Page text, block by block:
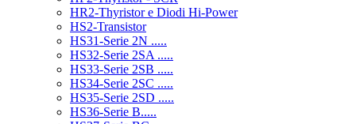
HR2-Thyristor e Diodi Hi-Power
HS2-Transistor
HS31-Serie 2N .....
HS32-Serie 2SA .....
HS33-Serie 2SB .....
HS34-Serie 2SC .....
HS35-Serie 2SD .....
HS36-Serie B.....